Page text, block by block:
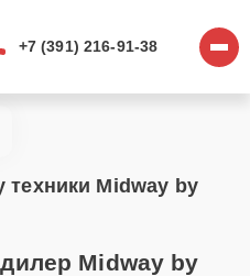
+7 (391) 216-91-38
Midway by
Midway by